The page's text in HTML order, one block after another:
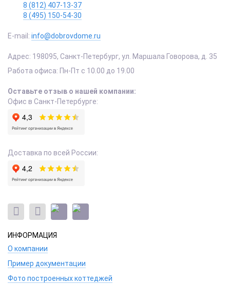
8 (812) 407-13-37
8 (495) 150-54-30
E-mail: info@dobrovdome.ru
Адрес: 198095, Санкт-Петербург, ул. Маршала Говорова, д. 35
Работа офиса: Пн-Пт с 10.00 до 19.00
Оставьте отзыв о нашей компании:
Офис в Санкт-Петербурге:
Доставка по всей России:
ИНФОРМАЦИЯ
О компании
Пример документации
Фото построенных коттеджей